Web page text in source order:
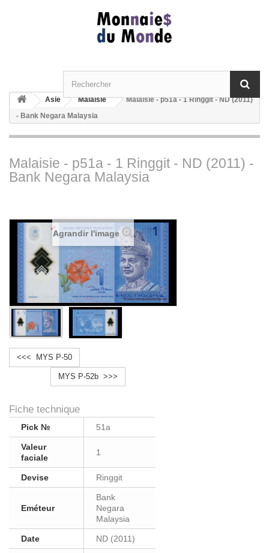
Asie Malaisie
Malaisie - p51a - 1 Ringgit - ND (2011)
- Bank Negara Malaysia
Malaisie - p51a - 1 Ringgit - ND (2011) -
Bank Negara Malaysia
Agrandir l'image
<<< MYS P-50
MYS P-52b >>>
Fiche technique
Pick № 51a
Valeur
faciale
1
Devise Ringgit
Eméteur
Bank
Negara
Malaysia
Date ND (2011)